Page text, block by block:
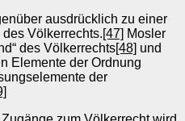
ausdrücklich zu einer
Völkerrechts.[47] Mosler
des Völkerrechts[48] und
Elemente der Ordnung
der